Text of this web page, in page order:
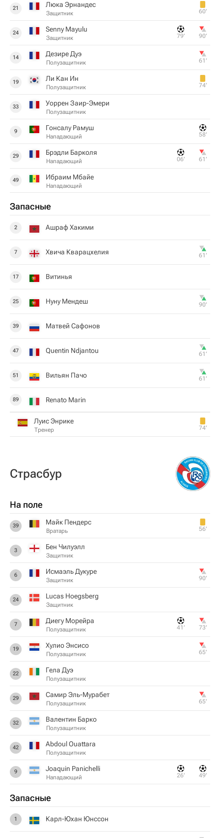
21 Люка Эрнандес
Защитник 60‎’‎
24 Senny Mayulu
Защитник 79‎’‎ 90‎’‎
14 Дезире Дуэ
Полузащитник 61‎’‎
19 Ли Кан Ин
Полузащитник 74‎’‎
33 Уоррен Заир-Эмери
Полузащитник
9 Гонсалу Рамуш
Нападающий 58‎’‎
29 Брэдли Барколя
Нападающий 06‎’‎ 61‎’‎
49 Ибраим Мбайе
Нападающий
Запасные
2 Ашраф Хакими
7 Хвича Кварацхелия 61‎’‎
17 Витинья
25 Нуну Мендеш 90‎’‎
39 Матвей Сафонов
47 Quentin Ndjantou 61‎’‎
51 Вильян Пачо 61‎’‎
89 Renato Marin
Луис Энрике
Тренер 74‎’‎
Страсбур
На поле
39 Майк Пендерс
Вратарь 56‎’‎
3 Бен Чилуэлл
Защитник
6 Исмаэль Дукуре
Защитник 90‎’‎
24 Lucas Hoegsberg
Защитник
7 Диегу Морейра
Полузащитник 41‎’‎ 73‎’‎
19 Хулио Энсисо
Полузащитник 65‎’‎
22 Гела Дуэ
Полузащитник
29 Самир Эль-Мурабет
Полузащитник 65‎’‎
32 Валентин Барко
Полузащитник
42 Abdoul Ouattara
Полузащитник
9 Joaquin Panichelli
Нападающий 26‎’‎ 49‎’‎
Запасные
1 Карл-Юхан Юнссон